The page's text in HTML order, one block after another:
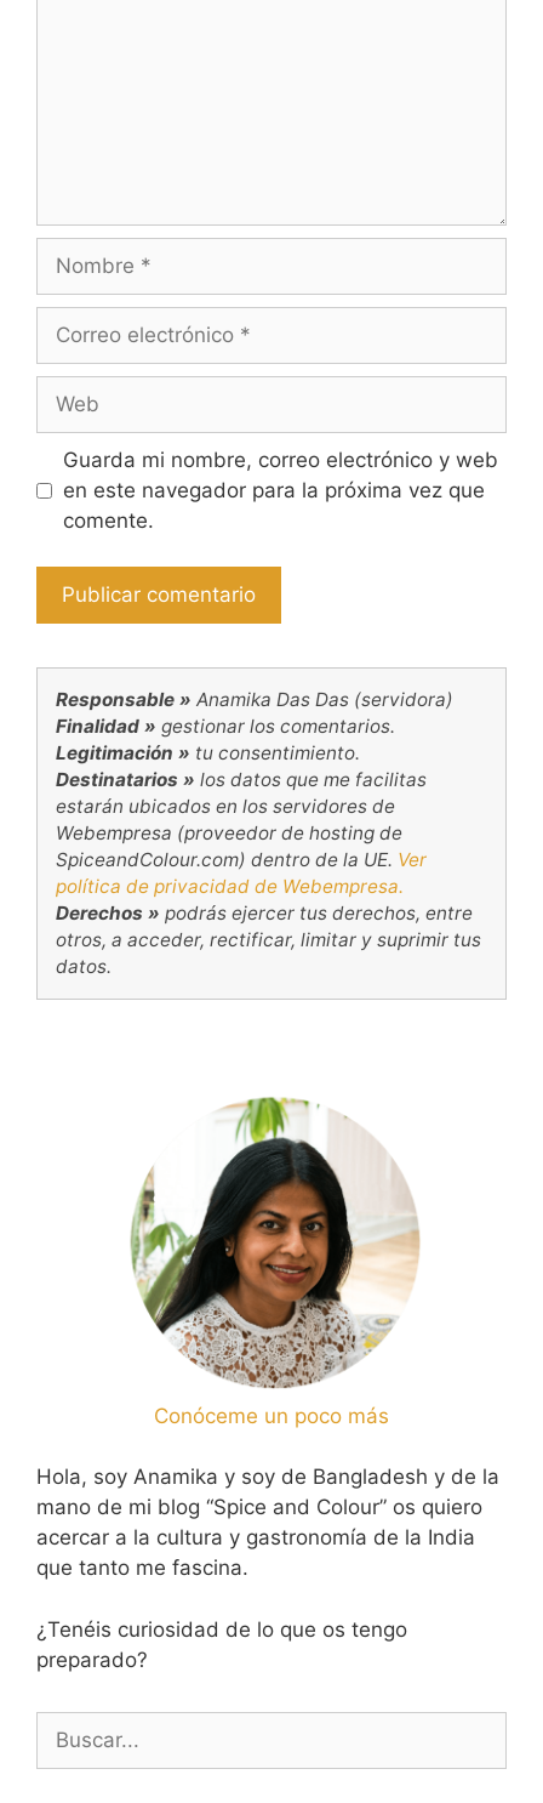
electrónico
Guarda mi nombre, correo electrónico y web
en este navegador para la próxima vez que
comente.
Responsable » Anamika Das Das (servidora)
Finalidad » gestionar los comentarios.
Legitimación » tu consentimiento.
Destinatarios » los datos que me facilitas
estarán ubicados en los servidores de
Webempresa (proveedor de hosting de
SpiceandColour.com) dentro de la UE. Ver
política de privacidad de Webempresa.
Derechos » podrás ejercer tus derechos, entre
otros, a acceder, rectificar, limitar y suprimir tus
datos.
Conóceme un poco más
Hola, soy Anamika y soy de Bangladesh y de la
mano de mi blog “Spice and Colour” os quiero
acercar a la cultura y gastronomía de la India
que tanto me fascina.
¿Tenéis curiosidad de lo que os tengo
preparado?